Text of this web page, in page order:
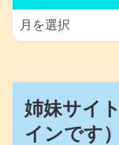
姉妹サイ
インです）